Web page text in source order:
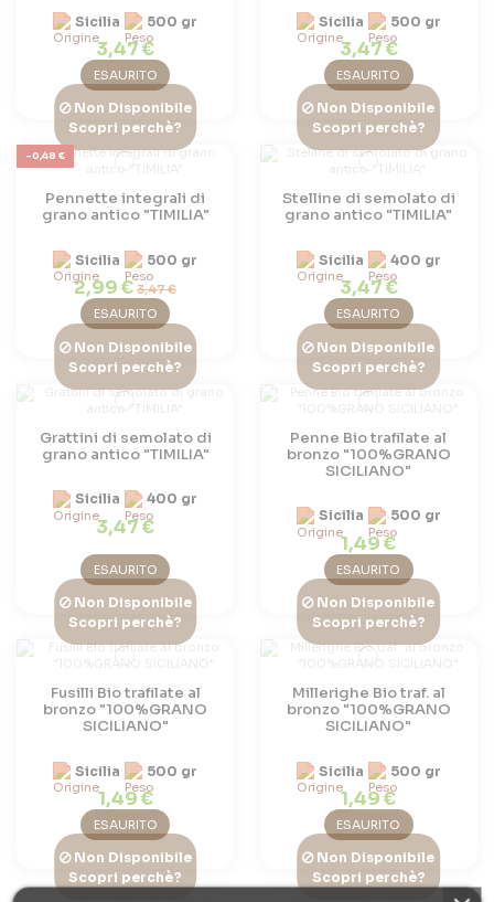
Sicilia 500 gr
3,47 €
ESAURITO
Sicilia 500 gr
3,47 €
ESAURITO
-0,48 €
Non Disponibile
Scopri perchè?
Pennette integrali di
grano antico "TIMILIA"
Sicilia 500 gr
2,99 €3,47 €
ESAURITO
Non Disponibile
Scopri perchè?
Stelline di semolato di
grano antico "TIMILIA"
Sicilia 400 gr
3,47 €
ESAURITO
Non Disponibile
Scopri perchè?
Grattini di semolato di
grano antico "TIMILIA"
Sicilia 400 gr
3,47 €
ESAURITO
Non Disponibile
Scopri perchè?
Penne Bio trafilate al
bronzo "100%GRANO
SICILIANO"
Sicilia 500 gr
1,49 €
ESAURITO
Non Disponibile
Scopri perchè?
Fusilli Bio trafilate al
bronzo "100%GRANO
SICILIANO"
Sicilia 500 gr
1,49 €
ESAURITO
Non Disponibile
Scopri perchè?
Millerighe Bio traf. al
bronzo "100%GRANO
SICILIANO"
Sicilia 500 gr
1,49 €
ESAURITO
Non Disponibile
Scopri perchè?
Non Disponibile
Scopri perchè?